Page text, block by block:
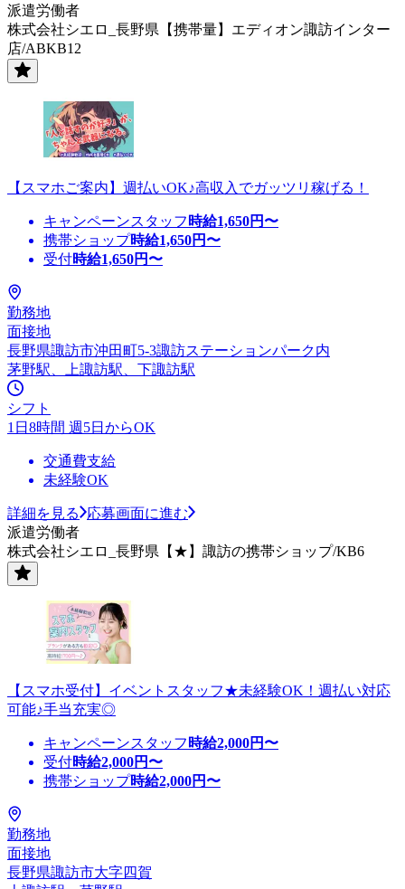
派遣労働者
株式会社シエロ_長野県【携帯量】エディオン諏訪インター
店/ABKB12
【スマホご案内】週払いOK♪高収入でガッツリ稼げる！
キャンペーンスタッフ 時給1,650円〜
携帯ショップ時給1,650円〜
受付時給1,650円〜
勤務地
面接地
長野県諏訪市沖田町5-3諏訪ステーションパーク内
茅野駅、上諏訪駅、下諏訪駅
シフト
1日8時間 週5日からOK
交通費支給
未経験OK
詳細を見る
応募画面に進む
派遣労働者
株式会社シエロ_長野県【★】諏訪の携帯ショップ/KB6
【スマホ受付】イベントスタッフ★未経験OK！週払い対応
可能♪手当充実◎
キャンペーンスタッフ 時給2,000円〜
受付時給2,000円〜
携帯ショップ時給2,000円〜
勤務地
面接地
長野県諏訪市大字四賀